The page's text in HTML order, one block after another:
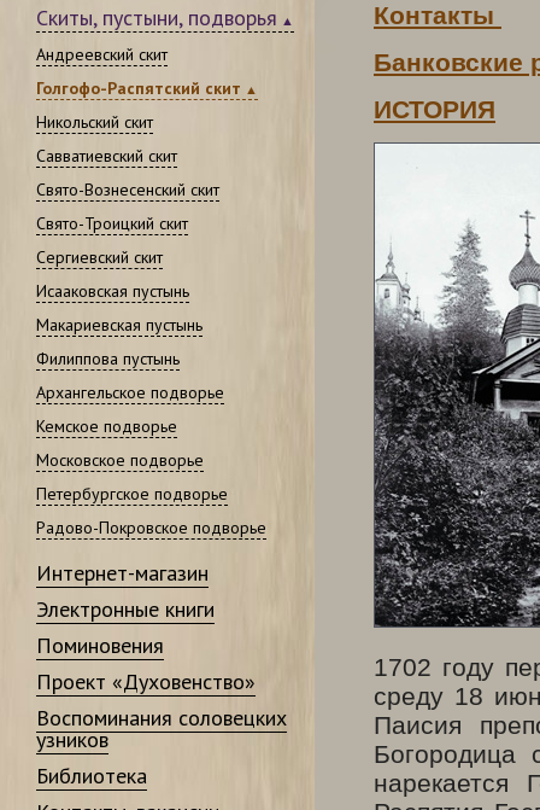
Скиты, пустыни, подворья
Андреевский скит
Голгофо-Распятский скит
Никольский скит
Савватиевский скит
Свято-Вознесенский скит
Свято-Троицкий скит
Сергиевский скит
Исааковская пустынь
Макариевская пустынь
Филиппова пустынь
Архангельское подворье
Кемское подворье
Московское подворье
Петербургское подворье
Радово-Покровское подворье
Интернет-магазин
Электронные книги
Поминовения
Проект «Духовенство»
Воспоминания соловецких
узников
Библиотека
Контакты
Банковские
ИСТОРИЯ
1702 году
среду 18
Паисия
Богородица